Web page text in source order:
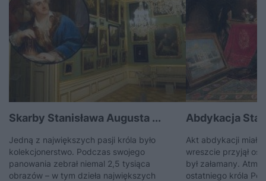
Skarby Stanisława Augusta ...
Jedną z największych pasji króla było
kolekcjonerstwo. Podczas swojego
panowania zebrał niemal 2,5 tysiąca
obrazów – w tym dzieła największych
Abdykacja
Akt abdykacji miał
wreszcie przyjął
był załamany.
ostatniego króla